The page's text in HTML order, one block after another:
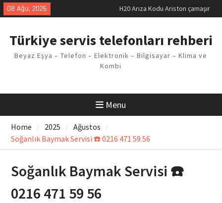
Skip
to
08 Ağu, 2026
H20 Arıza Kodu Ariston çamaşır
makinesi Sorunu
Arçelik buzdolabı F5 Hatası
Vaillant çamaşır makinesi E03
Arıza Kodu
Türkiye servis telefonları rehberi
Beyaz Eşya – Telefon – Elektronik – Bilgisayar – Klima ve
Kombi
Menu
Home 2025
Ağustos
Soğanlık Baymak Servisi ☎️ 0216 471 59 56
Soğanlık Baymak Servisi ☎️
0216 471 59 56